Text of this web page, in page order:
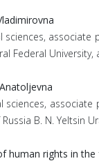
sciences,
Federal
sciences,
B. N. Yeltsin
human rights in